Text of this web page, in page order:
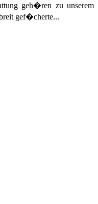
geh�ren zu unserem
gef�cherte...